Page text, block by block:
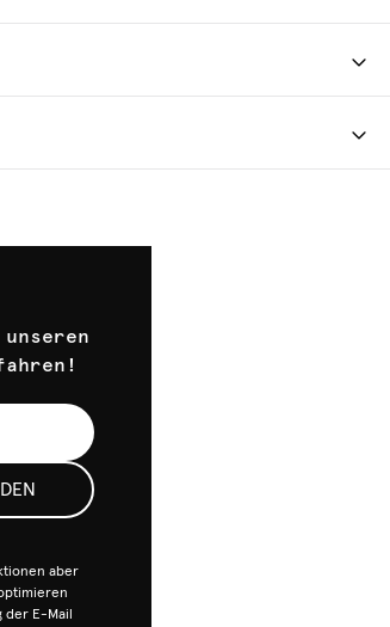
aber
E-Mail